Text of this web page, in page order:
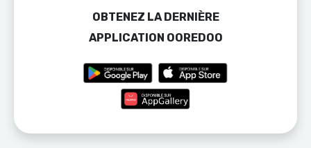
OBTENEZ LA DERNIÈRE
APPLICATION OOREDOO